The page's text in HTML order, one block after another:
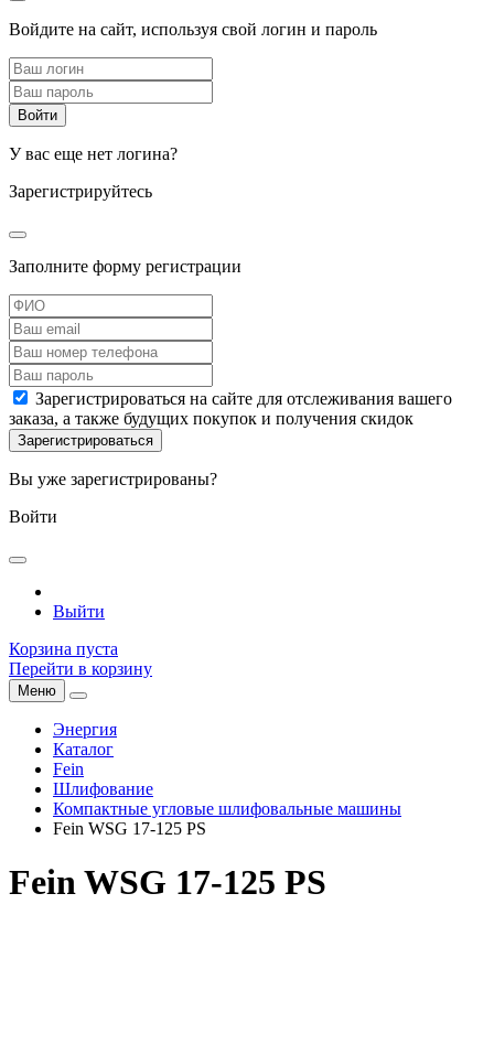
Войдите на сайт, используя свой логин и пароль
У вас еще нет логина?
Зарегистрируйтесь
Заполните форму регистрации
Зарегистрироваться на сайте для отслеживания вашего
заказа, а также будущих покупок и получения скидок
Вы уже зарегистрированы?
Войти
Выйти
Корзина пуста
Перейти в корзину
Меню
Энергия
Каталог
Fein
Шлифование
Компактные угловые шлифовальные машины
Fein WSG 17-125 PS
Fein WSG 17-125 PS